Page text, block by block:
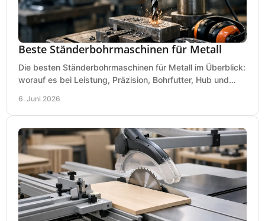
Beste Ständerbohrmaschinen für Metall
Die besten Ständerbohrmaschinen für Metall im Überblick:
worauf es bei Leistung, Präzision, Bohrfutter, Hub und
6. Juni 2026